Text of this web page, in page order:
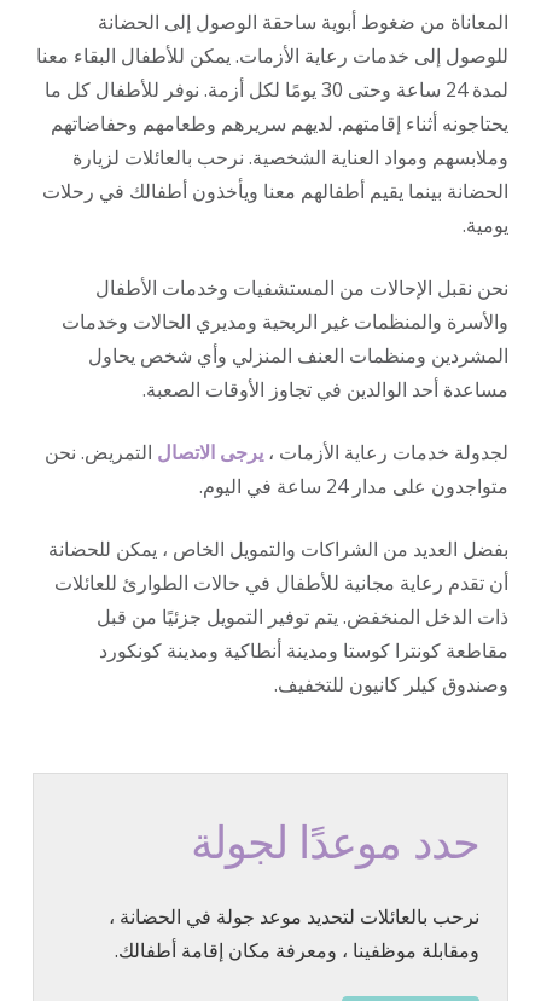
المعاناة من ضغوط أبوية ساحقة الوصول إلى الحضانة
للوصول إلى خدمات رعاية الأزمات. يمكن للأطفال البقاء معنا
لمدة 24 ساعة وحتى 30 يومًا لكل أزمة. نوفر للأطفال كل ما
يحتاجونه أثناء إقامتهم. لديهم سريرهم وطعامهم وحفاضاتهم
وملابسهم ومواد العناية الشخصية. نرحب بالعائلات لزيارة
الحضانة بينما يقيم أطفالهم معنا ويأخذون أطفالك في رحلات
يومية.
نحن نقبل الإحالات من المستشفيات وخدمات الأطفال
والأسرة والمنظمات غير الربحية ومديري الحالات وخدمات
المشردين ومنظمات العنف المنزلي وأي شخص يحاول
مساعدة أحد الوالدين في تجاوز الأوقات الصعبة.
لجدولة خدمات رعاية الأزمات ، يرجى الاتصال التمريض. نحن
متواجدون على مدار 24 ساعة في اليوم.
بفضل العديد من الشراكات والتمويل الخاص ، يمكن للحضانة
أن تقدم رعاية مجانية للأطفال في حالات الطوارئ للعائلات
ذات الدخل المنخفض. يتم توفير التمويل جزئيًا من قبل
مقاطعة كونترا كوستا ومدينة أنطاكية ومدينة كونكورد
وصندوق كيلر كانيون للتخفيف.
حدد موعدًا لجولة
نرحب بالعائلات لتحديد موعد جولة في الحضانة ،
ومقابلة موظفينا ، ومعرفة مكان إقامة أطفالك.